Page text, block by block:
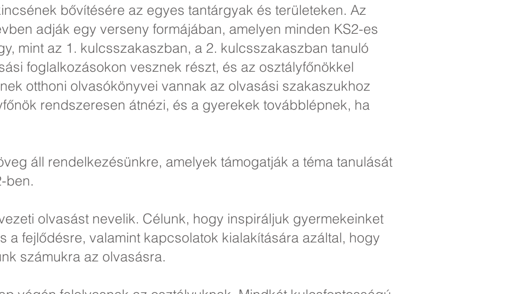
bővítésére az egyes tantárgyak és területeken. Az
adják egy verseny formájában, amelyen minden KS2-es
mint az 1. kulcsszakaszban, a 2. kulcsszakaszban tanuló
foglalkozásokon vesznek részt, és az osztályfőnökkel
otthoni olvasókönyvei vannak az olvasási szakaszukhoz
rendszeresen átnézi, és a gyerekek továbblépnek, ha
áll rendelkezésünkre, amelyek támogatják a téma tanulását
ben.
olvasást nevelik. Célunk, hogy inspiráljuk gyermekeinket
a fejlődésre, valamint kapcsolatok kialakítására azáltal, hogy
számukra az olvasásra.